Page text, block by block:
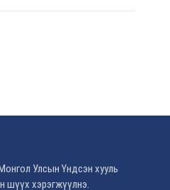
Улсын Үндсэн хууль
шүүх хэрэгжүүлнэ.